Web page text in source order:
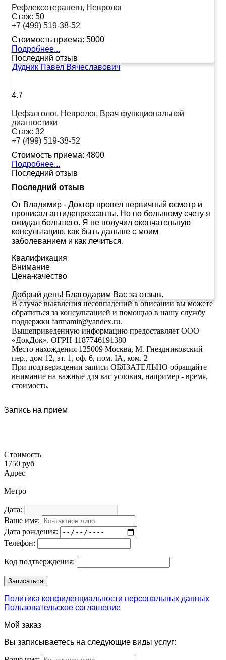
Рефлексотерапевт, Невролог
Стаж: 50
+7 (499) 519-38-52
Стоимость приема: 5000
Подробнее...
Последний отзыв
Дудник Павел Вячеславович
4.7
Цефалголог, Невролог, Врач функциональной
диагностики
Стаж: 32
+7 (499) 519-38-52
Стоимость приема: 4800
Подробнее...
Последний отзыв
Последний отзыв
От Владимир - Доктор провел первичный осмотр и
прописал антидепрессанты. Но по большому счету я
ожидал большего. Я не получил окончательную
консультацию, как быть дальше с моим
заболеванием и как лечиться.
Квалификация
Внимание
Цена-качество
Добрый день! Благодарим Вас за отзыв.
В случае выявления несовпадений в описании вы можете
обратиться за консультацией и помощью в нашу службу
поддержки farmamir@yandex.ru.
Вышеприведенную информацию предоставляет ООО
«ДокДок». ОГРН 1187746191380
Место нахождения 125009 Москва, М. Гнездниковский
пер., дом 12, эт. 1, оф. 6, пом. IA, ком. 2
При подтверждении записи ОБЯЗАТЕЛЬНО обращайте
внимание на важные для вас условия, например - время,
стоимость.
Запись на прием
Стоимость
1750 руб
Адрес
Метро
Дата:
Ваше имя:
Дата рождения:
Телефон:
Код подтверждения:
Политика конфиденциальности персональных данных
Пользовательское соглашение
Мой заказ
Вы записываетесь на следующие виды услуг: